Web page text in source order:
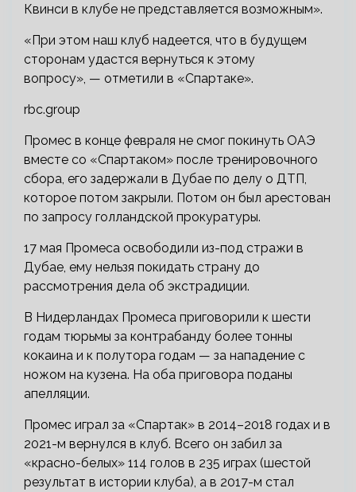
Квинси в клубе не представляется возможным».
«При этом наш клуб надеется, что в будущем
сторонам удастся вернуться к этому
вопросу», — отметили в «Спартаке».
rbc.group
Промес в конце февраля не смог покинуть ОАЭ
вместе со «Спартаком» после тренировочного
сбора, его задержали в Дубае по делу о ДТП,
которое потом закрыли. Потом он был арестован
по запросу голландской прокуратуры.
17 мая Промеса освободили из-под стражи в
Дубае, ему нельзя покидать страну до
рассмотрения дела об экстрадиции.
В Нидерландах Промеса приговорили к шести
годам тюрьмы за контрабанду более тонны
кокаина и к полутора годам — за нападение с
ножом на кузена. На оба приговора поданы
апелляции.
Промес играл за «Спартак» в 2014–2018 годах и в
2021-м вернулся в клуб. Всего он забил за
«красно-белых» 114 голов в 235 играх (шестой
результат в истории клуба), а в 2017-м стал